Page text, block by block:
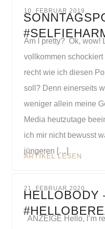
10. FEBRUAR 2019
Am I pretty? Ok, wow!
vollkommen
recht wie ich diesen
soll? Denn einerseits
weniger allein meine
Media heutzutage
ich mir nicht bewusst
jüngeren […]
ARTIKEL LESEN
21. FEBRUAR 2020
HELLOBODY
ANZEIGE Hello, I’m